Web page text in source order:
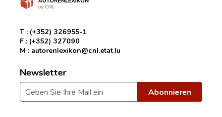
T : (+352) 326955-1
F : (+352) 327090
M : autorenlexikon@cnl.etat.lu
Newsletter